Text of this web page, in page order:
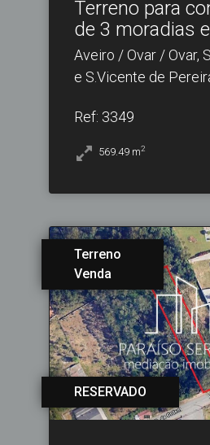
Terreno para
de 3 moradias
Aveiro / Ovar / Ovar,
e S.Vicente de
Ref: 3349
569.49 m2
Terreno
Venda
RESERVADO